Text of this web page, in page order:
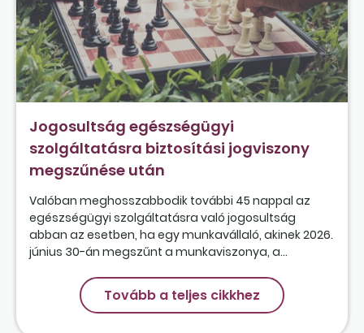
Jogosultság egészségügyi
szolgáltatásra biztosítási jogviszony
megszűnése után
Valóban meghosszabbodik további 45 nappal az
egészségügyi szolgáltatásra való jogosultság
abban az esetben, ha egy munkavállaló, akinek 2026.
június 30-án megszűnt a munkaviszonya, a...
Tovább a teljes cikkhez